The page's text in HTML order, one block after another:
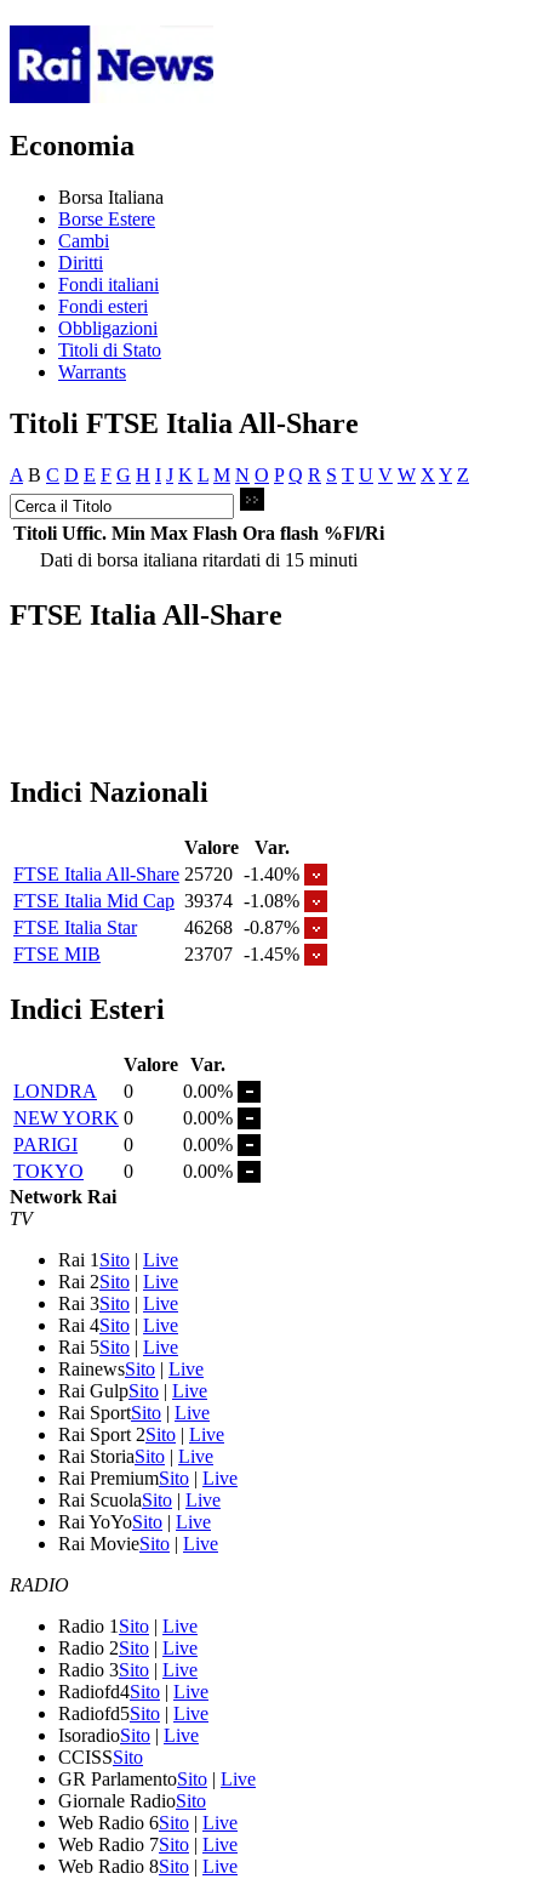
Economia
Borsa Italiana
Borse Estere
Cambi
Diritti
Fondi italiani
Fondi esteri
Obbligazioni
Titoli di Stato
Warrants
Titoli FTSE Italia All-Share
A B C D E F G H I J K L M N O P Q R S T U V W X Y Z
Titoli Uffic. Min Max Flash Ora flash %Fl/Ri
Dati di borsa italiana ritardati di 15 minuti
FTSE Italia All-Share
Indici Nazionali
Valore
Var.
FTSE Italia All-Share 25720 -1.40%
FTSE Italia Mid Cap 39374 -1.08%
FTSE Italia Star
46268 -0.87%
FTSE MIB
23707 -1.45%
Indici Esteri
Valore Var.
LONDRA
0
0.00%
NEW YORK 0
0.00%
PARIGI
0
0.00%
TOKYO
0
0.00%
Network Rai
TV
Rai 1 Sito | Live
Rai 2Sito | Live
Rai 3Sito | Live
Rai 4Sito | Live
Rai 5Sito | Live
RainewsSito | Live
Rai GulpSito | Live
Rai SportSito | Live
Rai Sport 2Sito | Live
Rai StoriaSito | Live
Rai PremiumSito | Live
Rai ScuolaSito | Live
Rai YoYoSito | Live
Rai MovieSito | Live
RADIO
Radio 1 Sito | Live
Radio 2Sito | Live
Radio 3Sito | Live
Radiofd4Sito | Live
Radiofd5Sito | Live
IsoradioSito | Live
CCISSSito
GR ParlamentoSito | Live
Giornale RadioSito
Web Radio 6Sito | Live
Web Radio 7Sito | Live
Web Radio 8Sito | Live